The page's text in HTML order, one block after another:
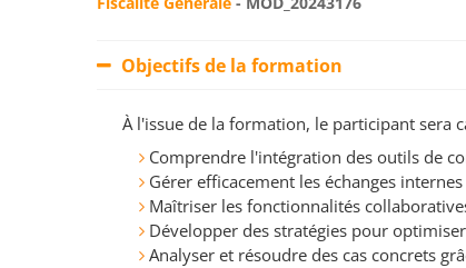
Objectifs de la formation
À l'issue de la formation, le participant sera
Comprendre l'intégration des outils de
Gérer efficacement les échanges
Maîtriser les fonctionnalités
Développer des stratégies pour
Analyser et résoudre des cas concrets